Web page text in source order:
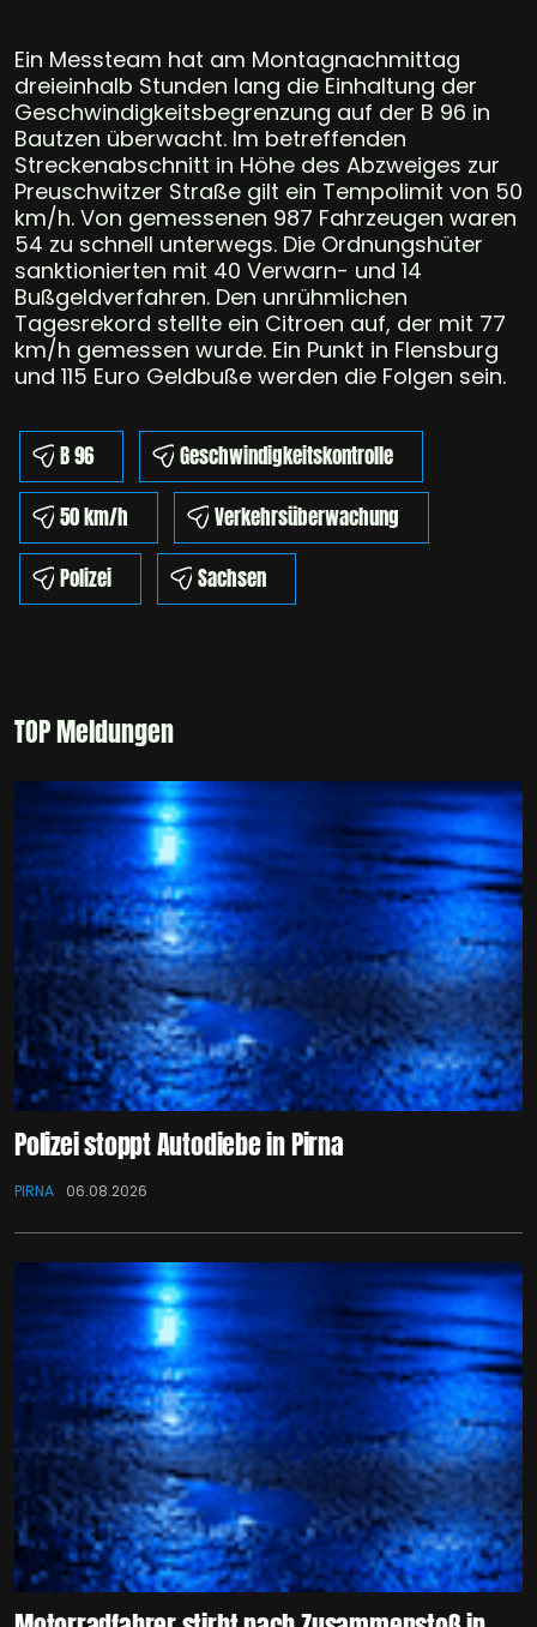
Ein Messteam hat am Montagnachmittag
dreieinhalb Stunden lang die Einhaltung der
Geschwindigkeitsbegrenzung auf der B 96 in
Bautzen überwacht. Im betreffenden
Streckenabschnitt in Höhe des Abzweiges zur
Preuschwitzer Straße gilt ein Tempolimit von 50
km/h. Von gemessenen 987 Fahrzeugen waren
54 zu schnell unterwegs. Die Ordnungshüter
sanktionierten mit 40 Verwarn- und 14
Bußgeldverfahren. Den unrühmlichen
Tagesrekord stellte ein Citroen auf, der mit 77
km/h gemessen wurde. Ein Punkt in Flensburg
und 115 Euro Geldbuße werden die Folgen sein.
B 96
Geschwindigkeitskontrolle
50 km/h
Verkehrsüberwachung
Polizei
Sachsen
TOP Meldungen
Polizei stoppt Autodiebe in Pirna
PIRNA 06.08.2026